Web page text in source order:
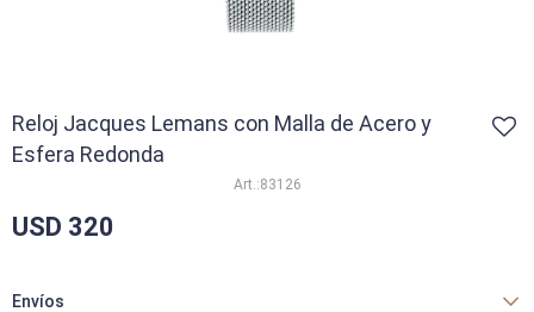
Reloj Jacques Lemans con Malla de Acero y
Esfera Redonda
83126
USD 320
Envíos